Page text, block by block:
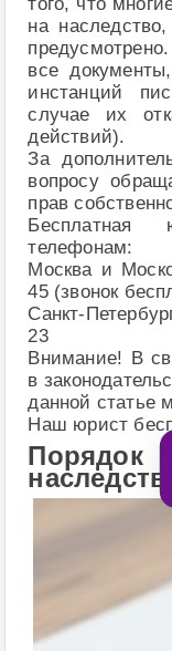
на
все
инстанций
случае их
действий).
За
вопросу
прав
Бесплатная
телефонам:
Москва и
45 (звонок
Санкт-
23
Внимание! В
в
данной статье
Наш юрист
Порядок